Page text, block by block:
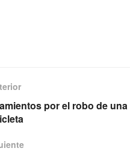
por el robo de una